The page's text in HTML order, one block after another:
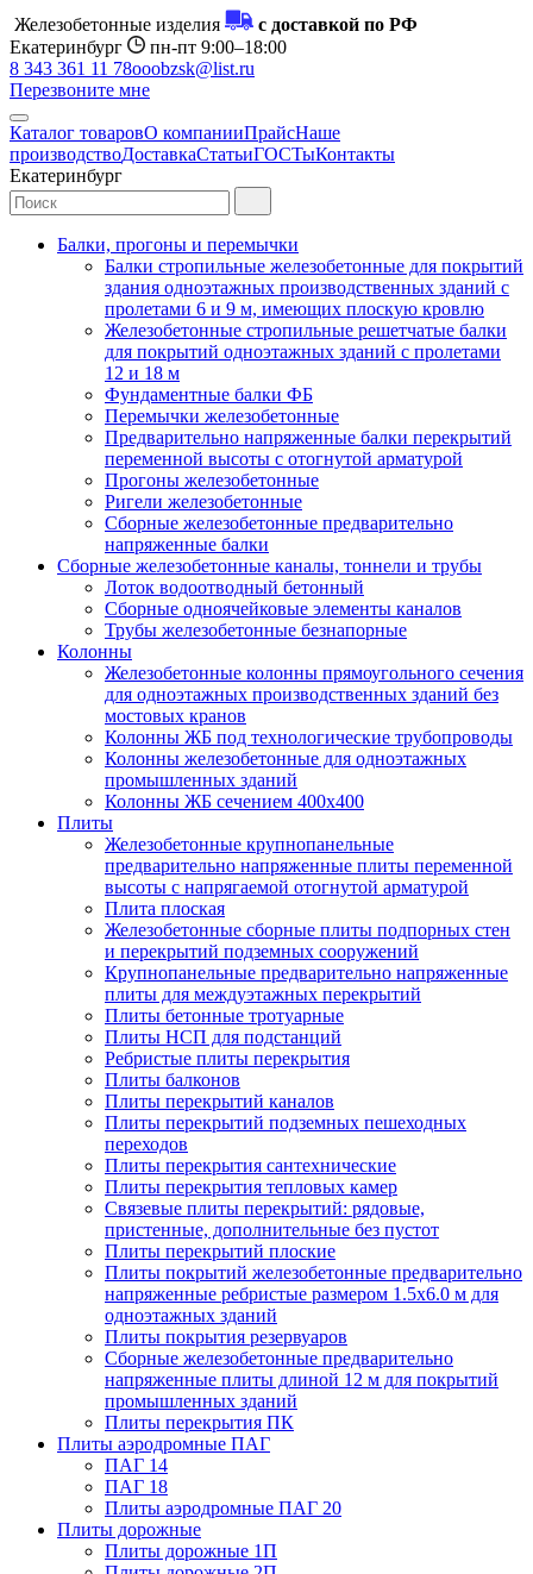
Железобетонные изделия
с доставкой по РФ
Екатеринбург
пн-пт 9:00–18:00
8 343 361 11 78ooobzsk@list.ru
Перезвоните мне
Каталог товаровО компанииПрайсНаше
производствоДоставкаСтатьиГОСТыКонтакты
Екатеринбург
Балки, прогоны и перемычки
Балки стропильные железобетонные для покрытий
здания одноэтажных производственных зданий с
пролетами 6 и 9 м, имеющих плоскую кровлю
Железобетонные стропильные решетчатые балки
для покрытий одноэтажных зданий с пролетами
12 и 18 м
Фундаментные балки ФБ
Перемычки железобетонные
Предварительно напряженные балки перекрытий
переменной высоты с отогнутой арматурой
Прогоны железобетонные
Ригели железобетонные
Сборные железобетонные предварительно
напряженные балки
Сборные железобетонные каналы, тоннели и трубы
Лоток водоотводный бетонный
Сборные одноячейковые элементы каналов
Трубы железобетонные безнапорные
Колонны
Железобетонные колонны прямоугольного сечения
для одноэтажных производственных зданий без
мостовых кранов
Колонны ЖБ под технологические трубопроводы
Колонны железобетонные для одноэтажных
промышленных зданий
Колонны ЖБ сечением 400х400
Плиты
Железобетонные крупнопанельные
предварительно напряженные плиты переменной
высоты с напрягаемой отогнутой арматурой
Плита плоская
Железобетонные сборные плиты подпорных стен
и перекрытий подземных сооружений
Крупнопанельные предварительно напряженные
плиты для междуэтажных перекрытий
Плиты бетонные тротуарные
Плиты НСП для подстанций
Ребристые плиты перекрытия
Плиты балконов
Плиты перекрытий каналов
Плиты перекрытий подземных пешеходных
переходов
Плиты перекрытия сантехнические
Плиты перекрытия тепловых камер
Связевые плиты перекрытий: рядовые,
пристенные, дополнительные без пустот
Плиты перекрытий плоские
Плиты покрытий железобетонные предварительно
напряженные ребристые размером 1.5х6.0 м для
одноэтажных зданий
Плиты покрытия резервуаров
Сборные железобетонные предварительно
напряженные плиты длиной 12 м для покрытий
промышленных зданий
Плиты перекрытия ПК
Плиты аэродромные ПАГ
ПАГ 14
ПАГ 18
Плиты аэродромные ПАГ 20
Плиты дорожные
Плиты дорожные 1П